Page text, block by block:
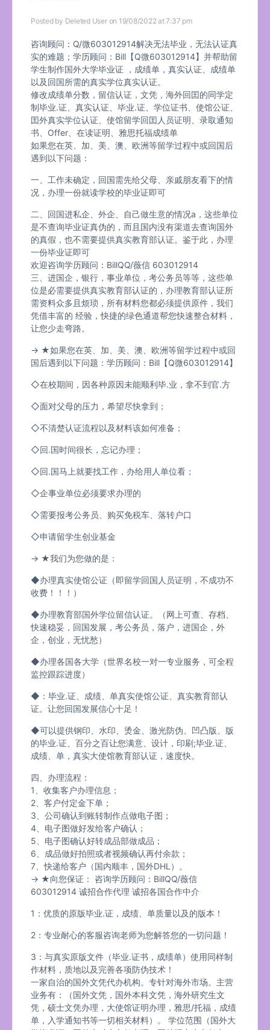
Posted by Deleted User on 19/08/2022 at 7:37 pm
咨询顾问：Q/微603012914解决无法毕业，无法认证真
实的难题；学历顾问：Bill【Q微603012914】并帮助留
学生制作国外大学毕业证 ，成绩单，真实认证、成绩单
以及回国所需的真实学位真实认证。
修改成绩单分数，留信认证，文凭，海外回囯的同学定
制毕业.证、真实认证、毕业.证、学位证书、使馆公证、
囯外真实学位认证、使馆留学回囯人员证明、录取通知
书、Offer、在读证明、雅思托福成绩单
如果您在英、加、美、澳、欧洲等留学过程中或回国后
遇到以下问题：
一、工作未确定，回国需先给父母、亲戚朋友看下的情
况，办理一份就读学校的毕业证即可
二、回国进私企、外企、自己做生意的情况a，这些单位
是不查询毕业证真伪的，而且国内没有渠道去查询国外
的真假，也不需要提供真实教育部认证。鉴于此，办理
一份毕业证即可
欢迎咨询学历顾问：BillQQ/薇信 603012914
三、进国企，银行，事业单位，考公务员等等，这些单
位是必需要提供真实教育部认证的，办理教育部认证所
需资料众多且烦琐，所有材料您都必须提供原件，我们
凭借丰富的 经验，快捷的绿色通道帮您快速整合材料，
让您少走弯路。
→ ★如果您在英、加、美、澳、欧洲等留学过程中或回
国后遇到以下问题：学历顾问：Bill【Q微603012914】
◇在校期间，因各种原因未能顺利毕.业，拿不到官.方
◇面对父母的压力，希望尽快拿到；
◇不清楚认证流程以及材料该如何准备；
◇回.国时间很长，忘记办理；
◇回.国马上就要找工作，办给用人单位看；
◇企事业单位必须要求办理的
◇需要报考公务员、购买免税车、落转户口
◇申请留学生创业基金
→ ★我们为您做的是：
◆办理真实使馆公证（即留学回国人员证明，不成功不
收费！！！）
◆办理教育部国外学位留信认证。（网上可查、存档、
快速稳妥，回国发展，考公务员，落户，进国企，外
企，创业，无忧愁）
◆办理各国各大学（世界名校一对一专业服务，可全程
监控跟踪进度）
◆：毕业.证、成绩、单真实使馆公证、真实教育部认
证。让您回国发展信心十足！
◆可以提供钢印、水印、烫金、激光防伪、凹凸版、版
的毕业.证、百分之百让您满意、设计，印刷;毕业.证、
成绩、单，真实大使馆教育部认证，速度快。
四、办理流程：
1、收集客户办理信息；
2、客户付定金下单；
3、公司确认到账转制作点做电子图；
4、电子图做好发给客户确认；
5、电子图确认好转成品部做成品；
6、成品做好拍照或者视频确认再付余款；
7、快递给客户（国内顺丰，国外DHL）。
→ ★向您保证： 咨询学历顾问：BillQQ/薇信
603012914 诚招合作代理 诚招各国合作中介
1：优质的原版毕业.证，成绩、单质量以及的版本！
2：专业耐心的客服咨询老师为您解答您的一切问题！
3：与真实原版文件（毕业.证书，成绩单）使用同样制
作材料，质地以及完善各项防伪技术！
一家自治的国外文凭代办机构。专针对海外市场。主营
业务有：（国外文凭，国外本科文凭，海外研究生文
凭，硕士文凭办理，大使馆证明办理，雅思/托福，成绩
单，入学通知书等一切相关材料）。 学位范围（国外大